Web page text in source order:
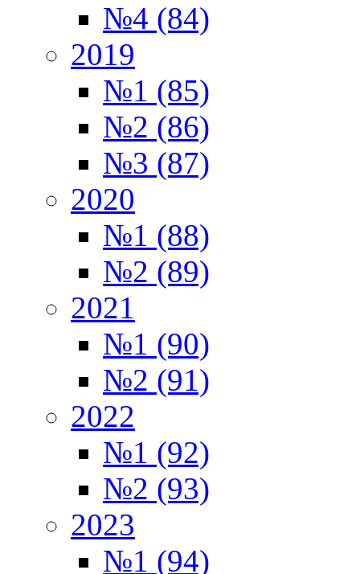
№4 (84)
2019
№1 (85)
№2 (86)
№3 (87)
2020
№1 (88)
№2 (89)
2021
№1 (90)
№2 (91)
2022
№1 (92)
№2 (93)
2023
№1 (94)